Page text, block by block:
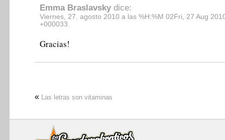
Emma Braslavsky dice:
Viernes, 27. agosto 2010 a las %H:%M 02Fri, 27 Aug
+000033.
Gracias!
« Las letras son vitaminas